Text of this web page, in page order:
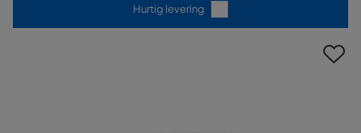
Hurtig levering